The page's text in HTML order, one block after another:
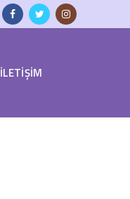
İLETİŞİM